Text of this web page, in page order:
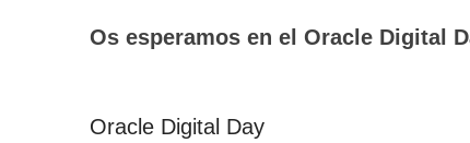
Os esperamos en el Oracle Digital
Oracle Digital Day